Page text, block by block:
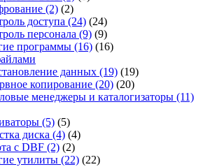
(2) (2)
доступа (24) (24)
персонала (9) (9)
программы (16) (16)
данных (19) (19)
копирование (20) (20)
менеджеры и каталогизаторы (11)
(5) (5)
диска (4) (4)
с DBF (2) (2)
утилиты (22) (22)